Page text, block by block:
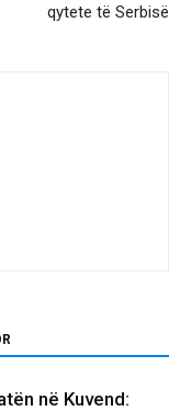
qytete të Serbisë
në Kuvend: